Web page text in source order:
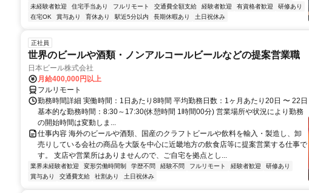
未経験者歓迎
住宅手当あり フルリモート 交通費全額支給 経験者歓迎 有資格者歓迎
研修あり
在宅OK
賞与あり 育休あり 駅近5分以内 長期休暇あり 土日祝休み
正社員
世界のビールや酒類・ノンアルコールビールなどの提案営業職
日本ビール株式会社
月給400,000円以上
フルリモート
勤務時間詳細 実働時間：1日あたり8時間 平均勤務日数：1ヶ月あたり20日 〜 22日
基本的な勤務時間：8:30～17:30(休憩時間 1時間00分) 営業場所や状況により勤務
の開始時間は変動しま...
仕事内容 海外のビールや酒類、国産のクラフトビールや飲料を輸入・製造し、卸
売りしている会社の商品を大阪を中心に近畿地方の飲食店等に提案営業する仕事で
す。 支店や営業所はありませんので、ご自宅を拠点とし...
業界未経験者歓迎 変形労働時間制 学歴不問 経験不問 フルリモート 経験者歓迎
研修あり
賞与あり
交通費支給 社割あり 土日祝休み